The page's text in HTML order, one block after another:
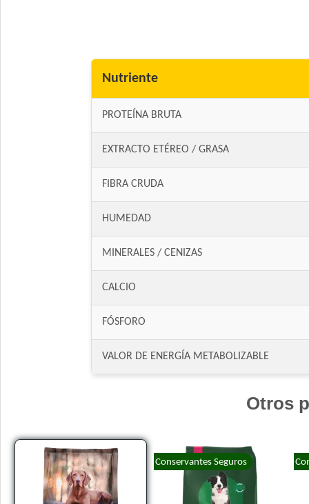
Nutriente
PROTEÍNA BRUTA
EXTRACTO ETÉREO / GRASA
FIBRA CRUDA
HUMEDAD
MINERALES / CENIZAS
CALCIO
FÓSFORO
VALOR DE ENERGÍA METABOLIZABLE
Otros
Conservantes Seguros